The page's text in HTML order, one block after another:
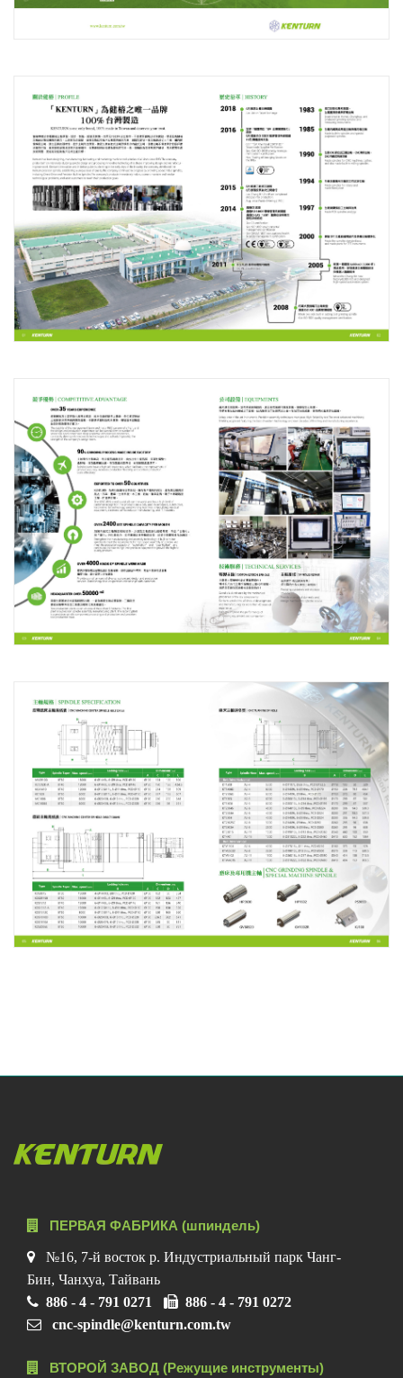
ПЕРВАЯ ФАБРИКА (шпиндель)
№16, 7-й восток р. Индустриальный парк Чанг-
Бин, Чанхуа, Тайвань
886 - 4 - 791 0271
886 - 4 - 791 0272
cnc-spindle@kenturn.com.tw
ВТОРОЙ ЗАВОД (Режущие инструменты)